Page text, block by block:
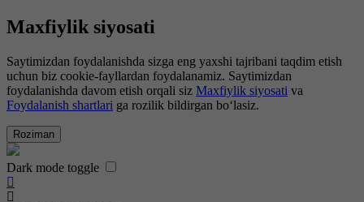
Maxfiylik siyosati
Saytimizdan foydalanishda sizga eng yaxshi tajribani taqdim etish
uchun biz cookie-fayllardan foydalanamiz. Saytimizdan
foydalanishda davom etish orqali siz Maxfiylik siyosati va
Foydalanish shartlari ga rozilik bildirgan bo‘lasiz.
Roziman
Dark mode toggle